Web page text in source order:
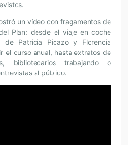
un vídeo con fragamentos de
Plan: desde el viaje en coche
de Patricia Picazo y Florencia
el curso anual, hasta extratos de
bibliotecarios trabajando o
al público.